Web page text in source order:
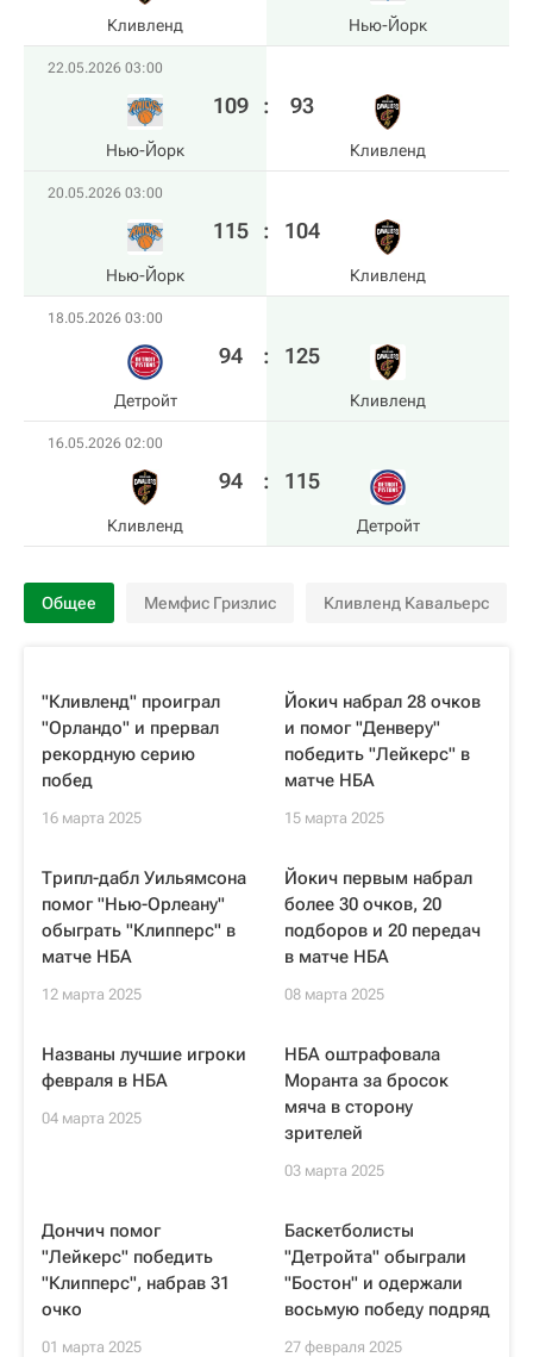
Кливленд Нью-Йорк
22.05.2026 03:00
Нью-Йорк
109 : 93
Кливленд
20.05.2026 03:00
Нью-Йорк
115 : 104
Кливленд
18.05.2026 03:00
Детройт
94 : 125
Кливленд
16.05.2026 02:00
Кливленд
94 : 115
Детройт
Общее Мемфис Гризлис Кливленд Кавальерс
"Кливленд" проиграл
"Орландо" и прервал
рекордную серию
побед
16 марта 2025
Йокич набрал 28 очков
и помог "Денверу"
победить "Лейкерс" в
матче НБА
15 марта 2025
Трипл-дабл Уильямсона
помог "Нью-Орлеану"
обыграть "Клипперс" в
матче НБА
12 марта 2025
Йокич первым набрал
более 30 очков, 20
подборов и 20 передач
в матче НБА
08 марта 2025
Названы лучшие игроки
февраля в НБА
04 марта 2025
НБА оштрафовала
Моранта за бросок
мяча в сторону
зрителей
03 марта 2025
Дончич помог
"Лейкерс" победить
"Клипперс", набрав 31
очко
01 марта 2025
Баскетболисты
"Детройта" обыграли
"Бостон" и одержали
восьмую победу подряд
27 февраля 2025